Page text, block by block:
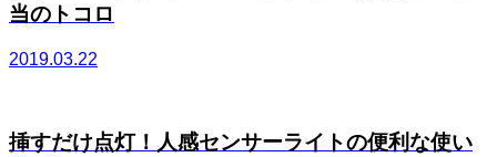
当のトコロ
2019.03.22
挿すだけ点灯！人感センサーライトの便利な使い